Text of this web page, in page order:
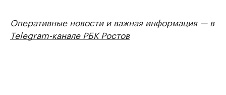
Оперативные новости и важная информация — в
Telegram-канале РБК Ростов